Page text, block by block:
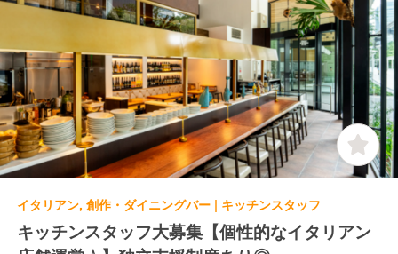
イタリアン, 創作・ダイニングバー | キッチンスタッフ
キッチンスタッフ大募集【個性的なイタリアン